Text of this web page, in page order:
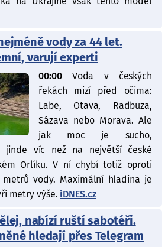
vody za 44 let.
varují experti
00:00Voda v českých
řekách mizí před očima:
Labe, Otava, Radbuza,
Sázava nebo Morava. Ale
jak moc je sucho,
jinde víc než na největší české
Orlíku. V ní chybí totiž oproti
metrů vody. Maximální hladina je
metry výše.iDNES.cz
nabízí ruští sabotéři.
hledají přes Telegram